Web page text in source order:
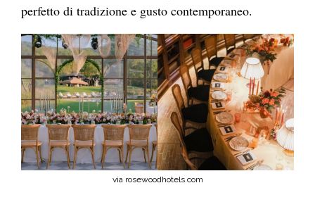
perfetto di tradizione e gusto contemporaneo.
via rosewoodhotels.com